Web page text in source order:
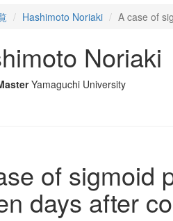
Hashimoto Noriaki A case of
Noriaki
Yamaguchi University
of sigmoid
days after